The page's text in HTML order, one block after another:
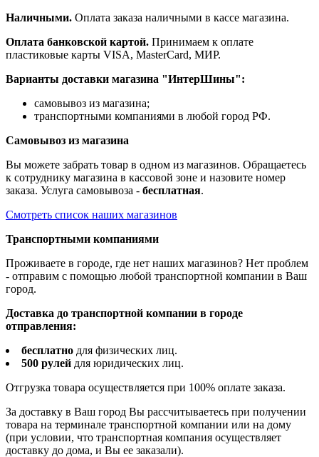
Наличными. Оплата заказа наличными в кассе магазина.
Оплата банковской картой. Принимаем к оплате
пластиковые карты VISA, MasterCard, МИР.
Варианты доставки магазина "ИнтерШины":
самовывоз из магазина;
транспортными компаниями в любой город РФ.
Самовывоз из магазина
Вы можете забрать товар в одном из магазинов. Обращаетесь
к сотруднику магазина в кассовой зоне и назовите номер
заказа. Услуга самовывоза - бесплатная.
Смотреть список наших магазинов
Транспортными компаниями
Проживаете в городе, где нет наших магазинов? Нет проблем
- отправим с помощью любой транспортной компании в Ваш
город.
Доставка до транспортной компании в городе
отправления:
бесплатно для физических лиц.
500 рулей для юридических лиц.
Отгрузка товара осуществляется при 100% оплате заказа.
За доставку в Ваш город Вы рассчитываетесь при получении
товара на терминале транспортной компании или на дому
(при условии, что транспортная компания осуществляет
доставку до дома, и Вы ее заказали).